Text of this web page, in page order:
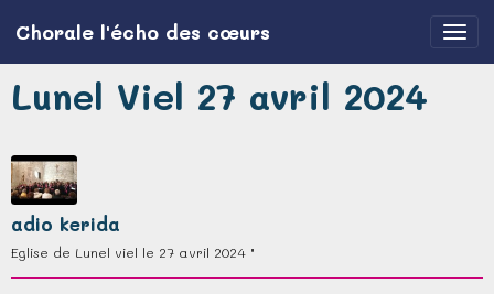
Chorale l'écho des cœurs
Lunel Viel 27 avril 2024
adio kerida
Eglise de Lunel viel le 27 avril 2024 "